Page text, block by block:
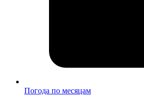
Погода по месяцам